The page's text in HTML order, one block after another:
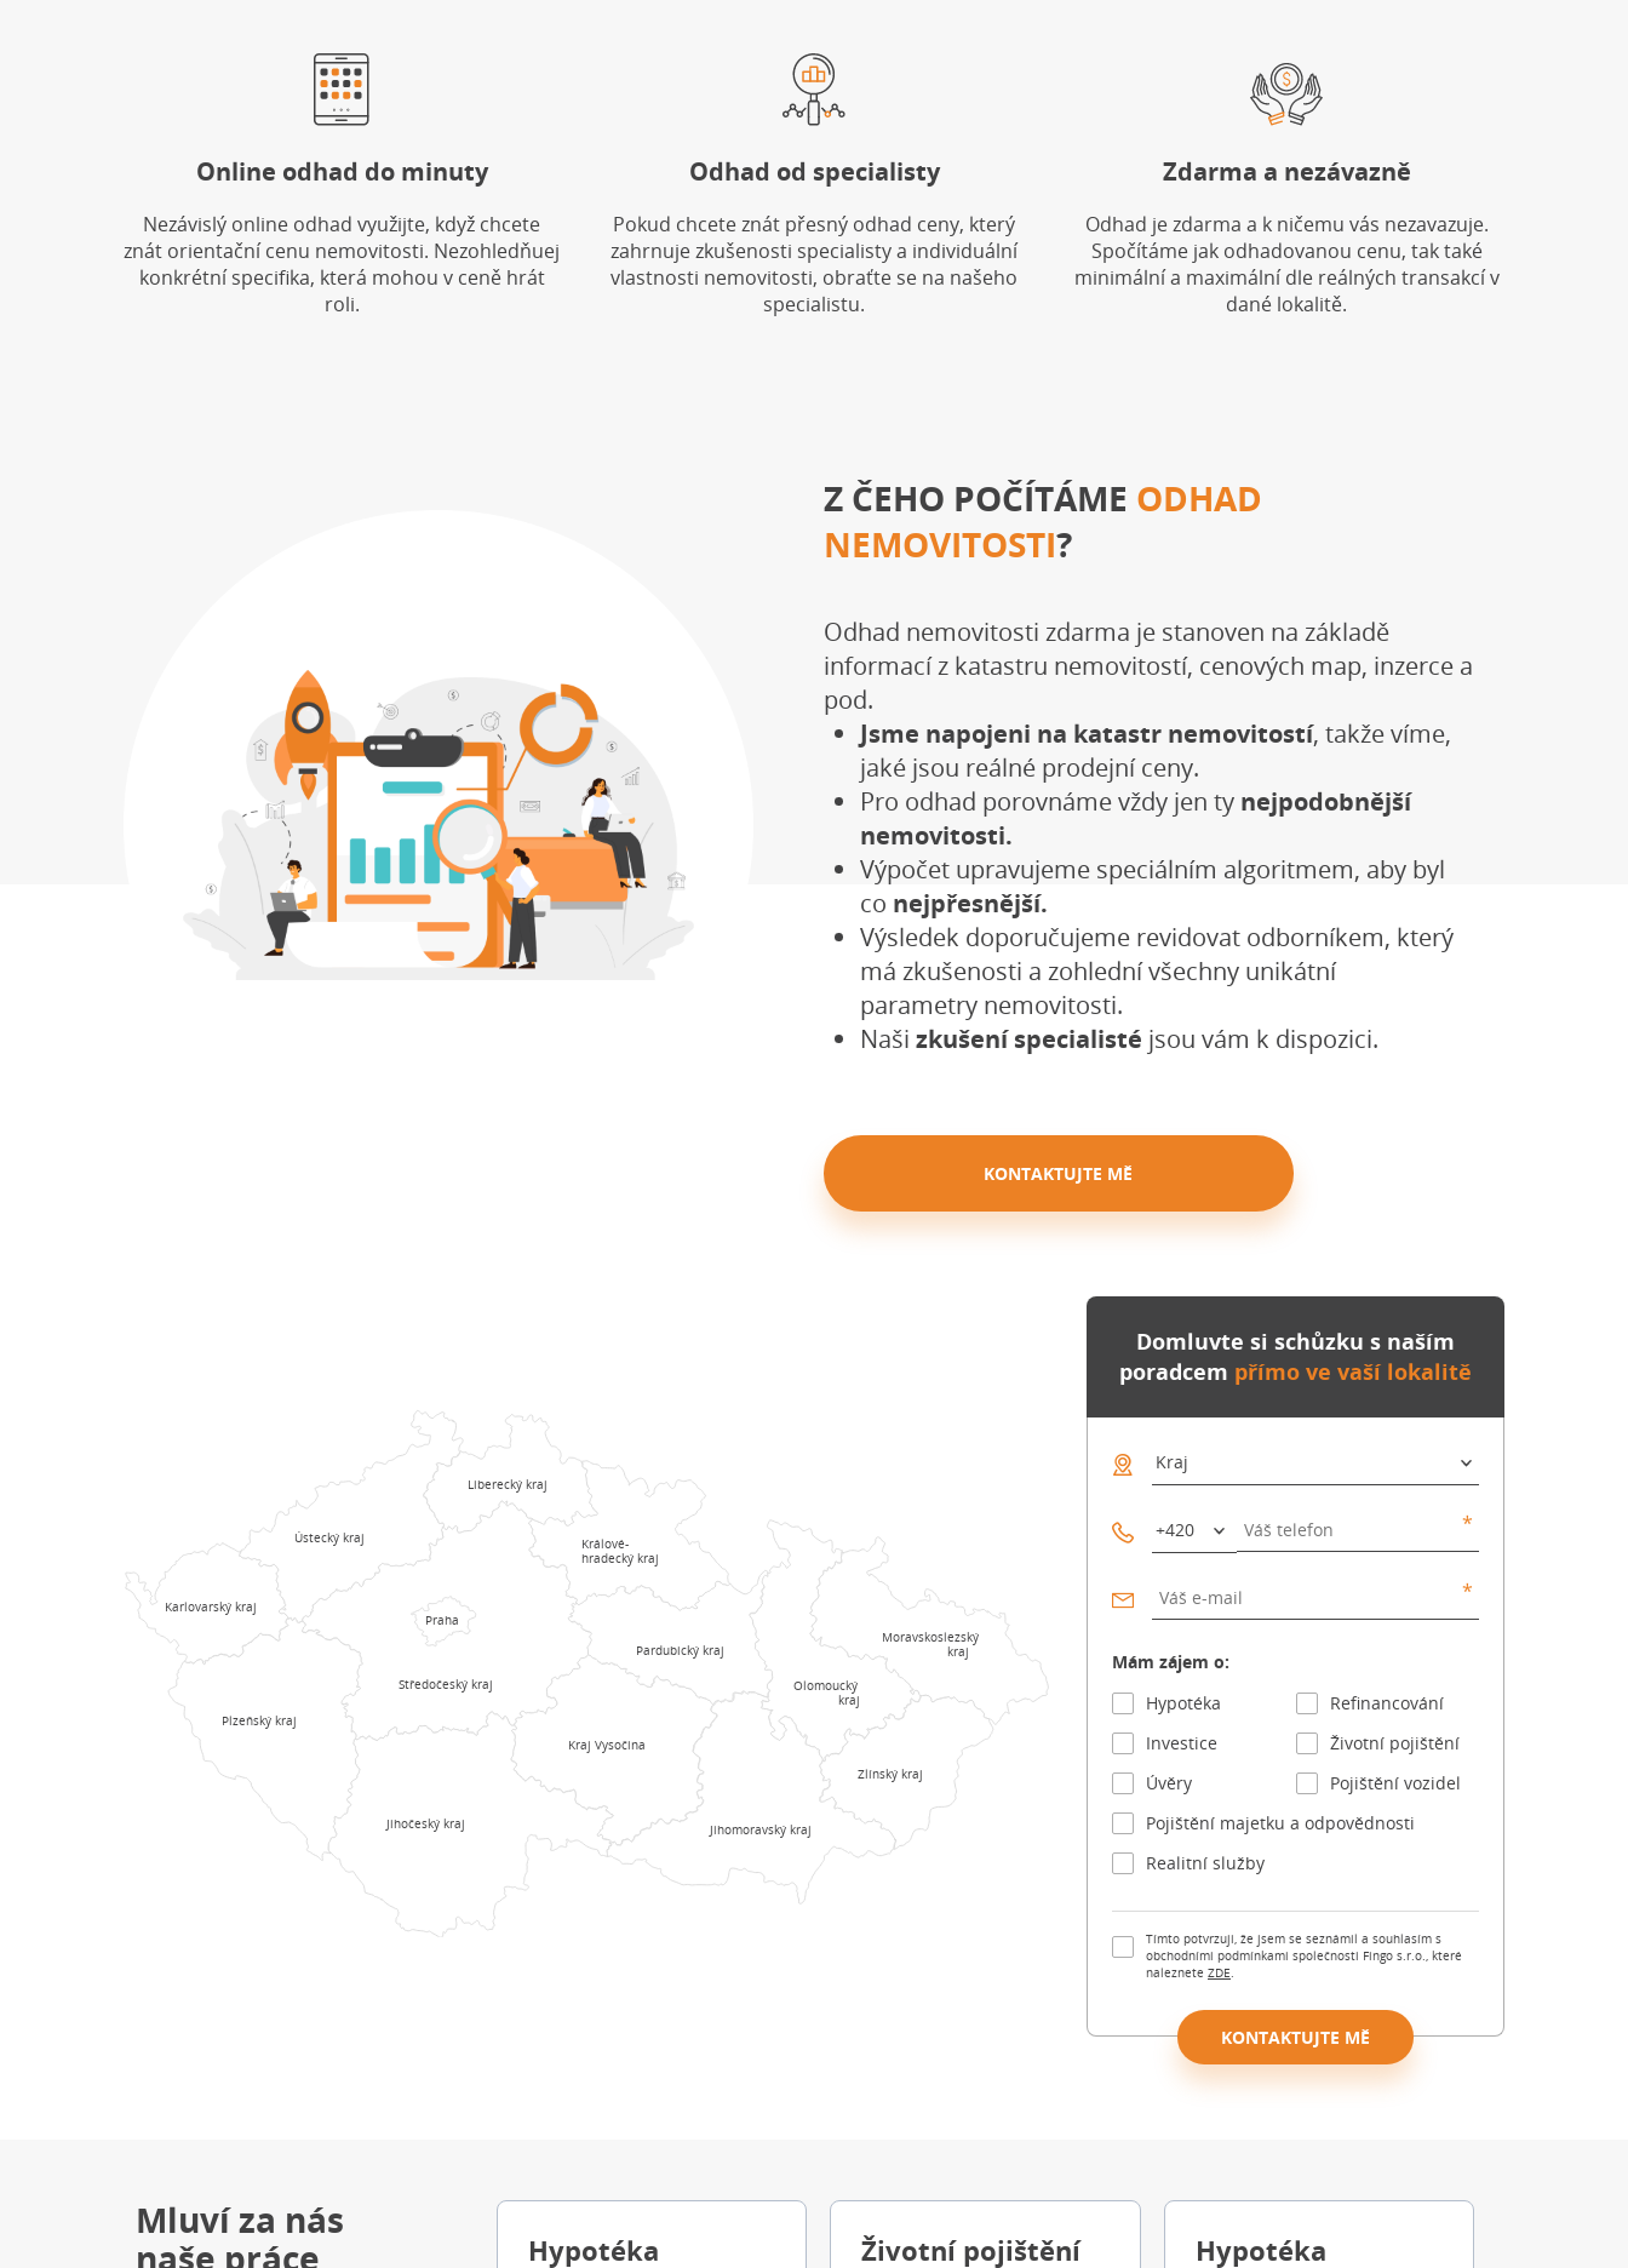
Online odhad do minuty
Nezávislý online odhad využijte, když chcete
znát orientační cenu nemovitosti. Nezohledňuej
konkrétní specifika, která mohou v ceně hrát
roli.
Odhad od specialisty
Pokud chcete znát přesný odhad ceny, který
zahrnuje zkušenosti specialisty a individuální
vlastnosti nemovitosti, obraťte se na našeho
specialistu.
Zdarma a nezávazně
Odhad je zdarma a k ničemu vás nezavazuje.
Spočítáme jak odhadovanou cenu, tak také
minimální a maximální dle reálných transakcí v
dané lokalitě.
Z ČEHO POČÍTÁME ODHAD
NEMOVITOSTI?
Odhad nemovitosti zdarma je stanoven na základě
informací z katastru nemovitostí, cenových map, inzerce a
pod.
Jsme napojeni na katastr nemovitostí, takže víme,
jaké jsou reálné prodejní ceny.
Pro odhad porovnáme vždy jen ty nejpodobnější
nemovitosti.
Výpočet upravujeme speciálním algoritmem, aby byl
co nejpřesnější.
Výsledek doporučujeme revidovat odborníkem, který
má zkušenosti a zohlední všechny unikátní
parametry nemovitosti.
Naši zkušení specialisté jsou vám k dispozici.
KONTAKTUJTE MĚ
Středočeský kraj
Kraj Vysočina
Jihočeský kraj
Plzeňský kraj
Karlovarský kraj
Ústecký kraj
Liberecký kraj
Králové-
hradecký kraj
Pardubický kraj
Olomoucký
kraj
Moravskoslezský
kraj
Zlínský kraj
Jihomoravský kraj
Praha
Domluvte si schůzku s naším
poradcem přímo ve vaší lokalitě
Mám zájem o:
Hypotéka
Refinancování
Investice
Životní pojištění
Úvěry
Pojištění vozidel
Pojištění majetku a odpovědnosti
Realitní služby
Tímto potvrzuji, že jsem se seznámil a souhlasím s
obchodními podmínkami společnosti Fingo s.r.o., které
naleznete ZDE
KONTAKTUJTE MĚ
Mluví za nás
naše práce
Hypotéka Životní pojištění Hypotéka